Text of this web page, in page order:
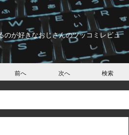
のが好きなおじさんのツッコミレビュ
前へ 次へ 検索